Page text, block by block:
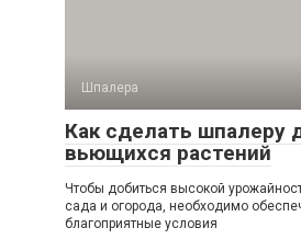
Шпалера
Как сделать шпалеру
вьющихся растений
Чтобы добиться высокой
сада и огорода, необходимо
благоприятные условия